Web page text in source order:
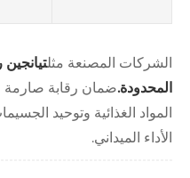
الشركات المصنعة مثلتيانجين
المحدودة.ضمان رقابة صارمة
المواد الغذائية وتوحيد
الأداء الميداني.